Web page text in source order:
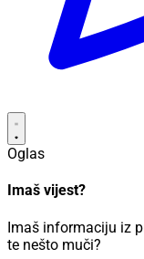
Oglas
Imaš vijest?
Imaš informaciju iz
te nešto muči?